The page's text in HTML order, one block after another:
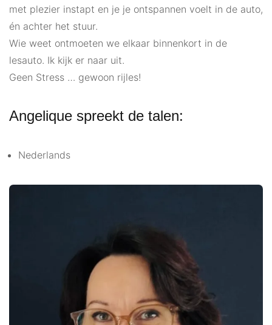
met plezier instapt en je je ontspannen voelt in de auto,
én achter het stuur.
Wie weet ontmoeten we elkaar binnenkort in de
lesauto. Ik kijk er naar uit.
Geen Stress … gewoon rijles!
Angelique spreekt de talen:
Nederlands